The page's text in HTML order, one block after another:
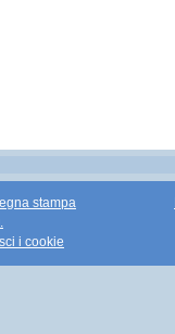
stampa
i cookie